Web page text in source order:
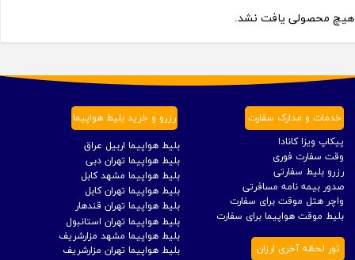
هیچ محصولی یافت نشد.
رزرو بلیط سفارتی
پیکاپ ویزا کانادا
بلیط هواپیما تهران کابل
بلیط هواپیما تهران مزارشریف
بلیط هواپیما مشهد کابل
بلیط هواپیما تهران قندهار
بلیط هواپیما مشهد مزارشریف
بلیط موقت هواپیما برای سفارت
واچر هتل موقت برای سفارت
بلیط هواپیما تهران دبی
بلیط هواپیما تهران استانبول
بلیط هواپیما اربیل عراق
صدور بیمه نامه مسافرتی
خدمات و مدارک سفارت رزرو و خرید بلیط هواپیما
تور لحظه آخری ارزان
وقت سفارت فوری